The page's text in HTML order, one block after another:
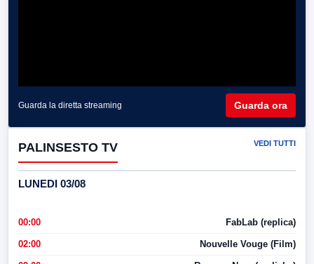
Guarda la diretta streaming Guarda ora
PALINSESTO TV VEDI TUTTI
LUNEDI 03/08
00:00 FabLab (replica)
02:00 Nouvelle Vouge (Film)